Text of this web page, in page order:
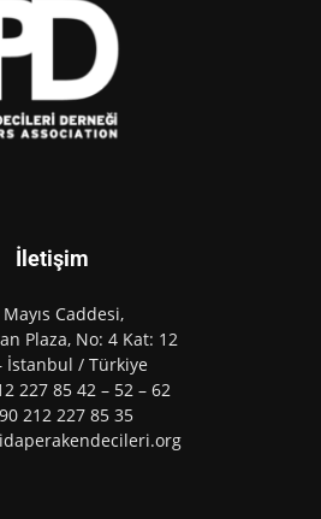
İletişim
Mayıs Caddesi,
Plaza, No: 4 Kat: 12
İstanbul / Türkiye
227 85 42 – 52 – 62
212 227 85 35